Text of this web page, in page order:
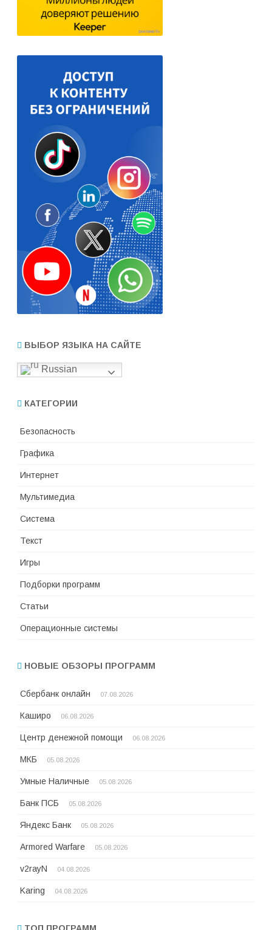
ВЫБОР ЯЗЫКА НА САЙТЕ
Russian
КАТЕГОРИИ
Безопасность
Графика
Интернет
Мультимедиа
Система
Текст
Игры
Подборки программ
Статьи
Операционные системы
НОВЫЕ ОБЗОРЫ ПРОГРАММ
Сбербанк онлайн 07.08.2026
Каширо 06.08.2026
Центр денежной помощи 06.08.2026
МКБ 05.08.2026
Умные Наличные 05.08.2026
Банк ПСБ 05.08.2026
Яндекс Банк 05.08.2026
Armored Warfare 05.08.2026
v2rayN 04.08.2026
Karing 04.08.2026